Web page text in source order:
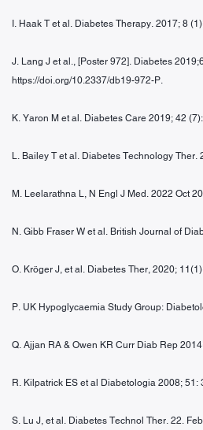
I. Haak T et al. Diabetes Therapy. 2017; 8
J. Lang J et al., [Poster 972]. Diabetes
https://doi.org/10.2337/db19-972-P.
K. Yaron M et al. Diabetes Care 2019; 42
L. Bailey T et al. Diabetes Technology Ther.
M. Leelarathna L, N Engl J Med. 2022 Oct
N. Gibb Fraser W et al. British Journal of
O. Kröger J, et al. Diabetes Ther, 2020;
P. UK Hypoglycaemia Study Group:
Q. Ajjan RA & Owen KR Curr Diab Rep
R. Kilpatrick ES et al Diabetologia 2008; 51:
S. Lu J, et al. Diabetes Technol Ther. 22.